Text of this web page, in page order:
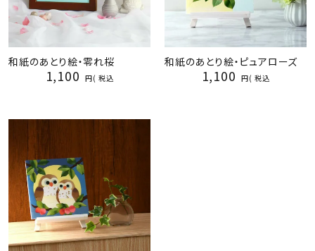
和紙のあとり絵・零れ桜
1,100 税込
和紙のあとり絵・ピュアローズ
1,100 税込